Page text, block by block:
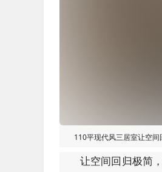
110平现代风三居室让空
让空间回归极简